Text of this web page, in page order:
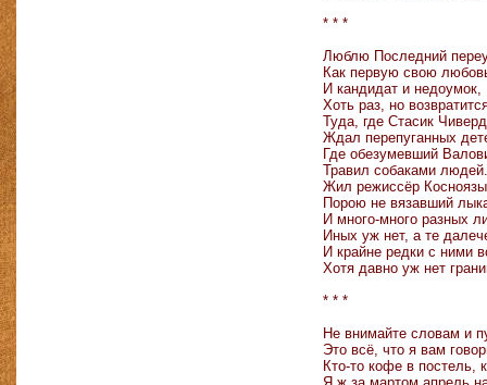
* * *
Люблю Последний
Как первую свою
И кандидат и недоумок,
Хоть раз, но
Туда, где Стасик
Ждал перепуганных
Где обезумевший
Травил собаками людей.
Жил режиссёр
Порою не вязавший
И много-много разных
Иных уж нет, а те
И крайне редки с ними
Хотя давно уж нет
* * *
Не внимайте словам и
Это всё, что я вам
Кто-то кофе в постель,